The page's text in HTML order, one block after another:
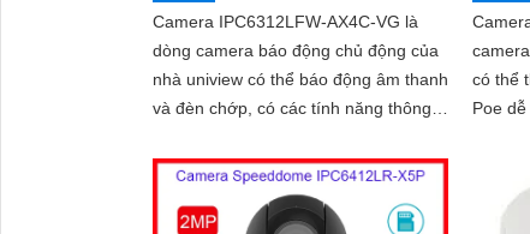
Camera IPC6312LFW-AX4C-VG là
dòng camera báo động chủ động của
nhà uniview có thể báo động âm thanh
và đèn chớp, có các tính năng thông
người, mật độ đám đông, chụp khuôn
mặt, ống kính có thể zoom quang học
lên đến 4x
có thể
Poe
thoại
sáng
độc